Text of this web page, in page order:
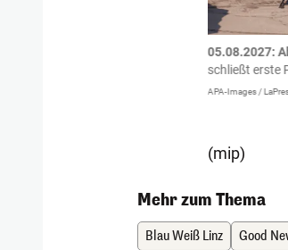
05.08.2027:
schließt erste
APA-Images /
(mip)
Mehr zum Thema
Blau Weiß Linz Good